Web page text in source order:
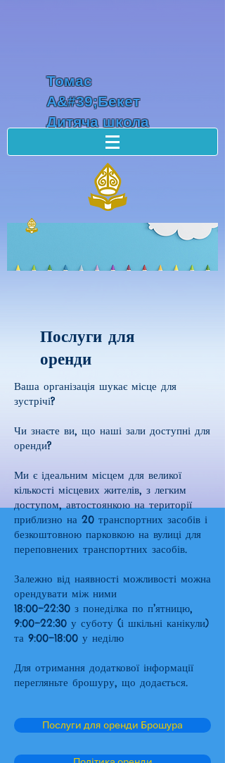
Томас
А&#39;Бекет
Дитяча школа
Послуги для
оренди
Ваша організація шукає місце для
зустрічі?
Чи знаєте ви, що наші зали доступні для
оренди?
Ми є ідеальним місцем для великої
кількості місцевих жителів, з легким
доступом, автостоянкою на території
приблизно на 20 транспортних засобів і
безкоштовною парковкою на вулиці для
переповнених транспортних засобів.
Залежно від наявності можливості можна
орендувати між ними
18:00–22:30 з понеділка по п’ятницю,
9:00–22:30 у суботу (і шкільні канікули)
та 9:00–18:00 у неділю
Для отримання додаткової інформації
перегляньте брошуру, що додається.
Послуги для оренди Брошура